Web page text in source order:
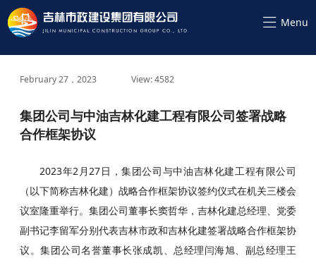
February 27，2023 View: 4582
集团公司与中油吉林化建工程有限公司签署战略
合作框架协议
2023年2月27日，集团公司与中油吉林化建工程有限公司
（以下简称吉林化建）战略合作框架协议签约仪式在机关三楼会
议室隆重举行。集团公司董事长窦哲华，吉林化建总经理、党委
副书记李留军分别代表吉林市政和吉林化建签署战略合作框架协
议。集团公司名誉董事长张成凯、总经理闫海旭、副总经理王